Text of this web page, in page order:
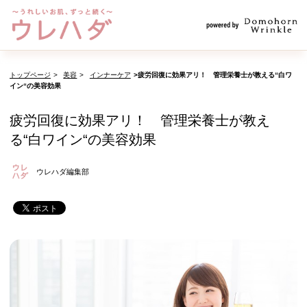
トップページ 美容 インナーケア
疲労回復に効果アリ！ 管理栄養士が教える“白ワ
イン“の美容効果
疲労回復に効果アリ！ 管理栄養士が教え
る“白ワイン“の美容効果
ウレハダ編集部